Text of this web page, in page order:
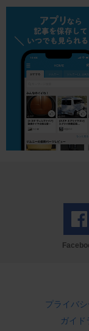
プライバ
ガイド